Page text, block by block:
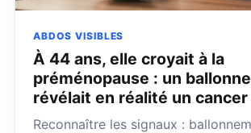
ABDOS VISIBLES
À 44 ans, elle croyait à la
préménopause : un
révélait en réalité un
Reconnaître les signaux :